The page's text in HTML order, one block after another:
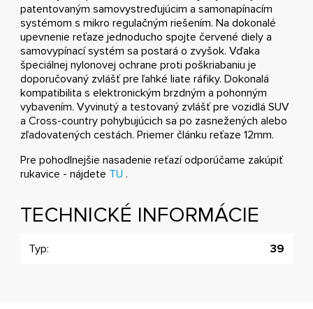
patentovaným samovystreďujúcim a samonapínacím
systémom s mikro regulačným riešením. Na dokonalé
upevnenie reťaze jednoducho spojte červené diely a
samovypínací systém sa postará o zvyšok. Vďaka
špeciálnej nylonovej ochrane proti poškriabaniu je
doporučovaný zvlášť pre ľahké liate ráfiky. Dokonalá
kompatibilita s elektronickým brzdným a pohonným
vybavením. Vyvinutý a testovaný zvlášť pre vozidlá SUV
a Cross-country pohybujúcich sa po zasnežených alebo
zľadovatených cestách. Priemer článku reťaze 12mm.
Pre pohodlnejšie nasadenie reťazí odporúčame zakúpiť
rukavice - nájdete TU .
TECHNICKÉ INFORMÁCIE
Typ: 39